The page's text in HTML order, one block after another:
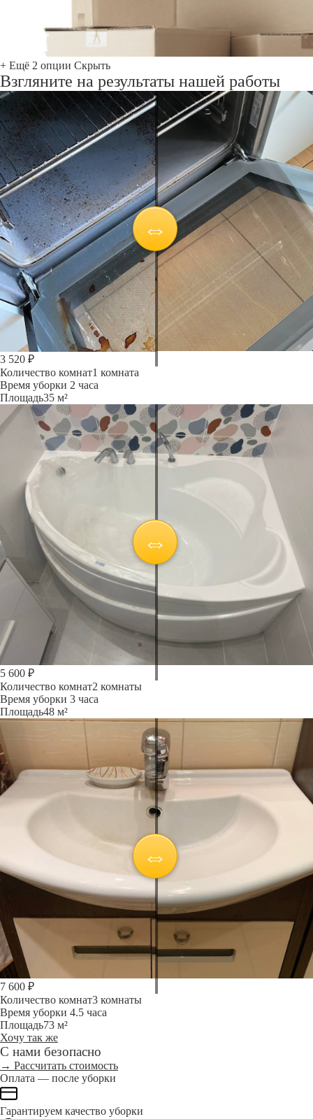
+ Ещё 2 опции Скрыть
Взгляните на результаты нашей работы
3 520 ₽
Количество комнат1 комната
Время уборки 2 часа
Площадь35 м²
5 600 ₽
Количество комнат2 комнаты
Время уборки 3 часа
Площадь48 м²
7 600 ₽
Количество комнат3 комнаты
Время уборки 4.5 часа
Площадь73 м²
Хочу так же
С нами безопасно
→ Рассчитать стоимость
Оплата — после уборки
Гарантируем качество уборки